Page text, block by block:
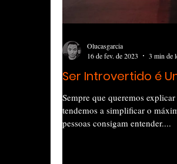
Ser Introvertido é
Sempre que queremos
tendemos a simplificar o
pessoas consigam entender....
Olucasgarcia
16 de fev. de 2023
3 min de